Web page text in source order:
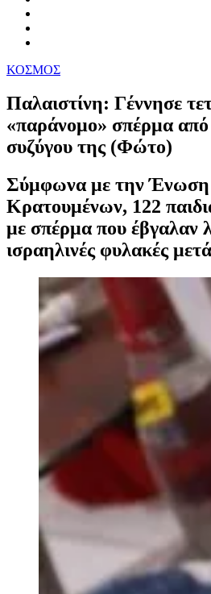
ΚΟΣΜΟΣ
Παλαιστίνη: Γέννησε
«παράνομο» σπέρμα
συζύγου της (Φώτο)
Σύμφωνα με την Ένωση
Κρατουμένων, 122
με σπέρμα που έβγαλαν
ισραηλινές φυλακές